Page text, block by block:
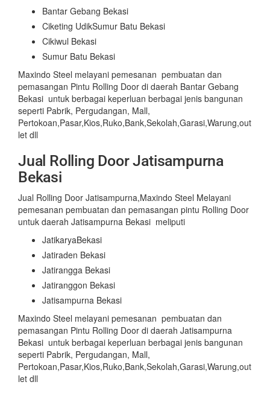
Bantar Gebang Bekasi
Ciketing UdikSumur Batu Bekasi
Cikiwul Bekasi
Sumur Batu Bekasi
Maxindo Steel melayani pemesanan pembuatan dan
pemasangan Pintu Rolling Door di daerah Bantar Gebang
Bekasi untuk berbagai keperluan berbagai jenis bangunan
seperti Pabrik, Pergudangan, Mall,
Pertokoan,Pasar,Kios,Ruko,Bank,Sekolah,Garasi,Warung,out
let dll
Jual Rolling Door Jatisampurna
Bekasi
Jual Rolling Door Jatisampurna,Maxindo Steel Melayani
pemesanan pembuatan dan pemasangan pintu Rolling Door
untuk daerah Jatisampurna Bekasi meliputi
JatikaryaBekasi
Jatiraden Bekasi
Jatirangga Bekasi
Jatiranggon Bekasi
Jatisampurna Bekasi
Maxindo Steel melayani pemesanan pembuatan dan
pemasangan Pintu Rolling Door di daerah Jatisampurna
Bekasi untuk berbagai keperluan berbagai jenis bangunan
seperti Pabrik, Pergudangan, Mall,
Pertokoan,Pasar,Kios,Ruko,Bank,Sekolah,Garasi,Warung,out
let dll